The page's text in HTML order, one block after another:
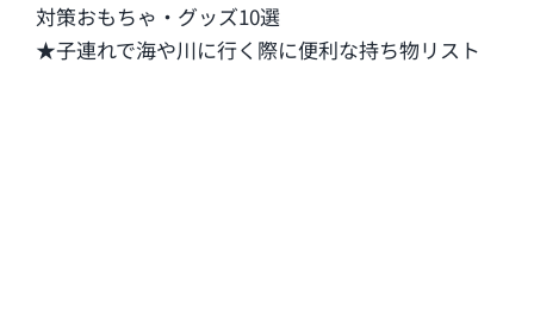
対策おもちゃ・グッズ10選
★子連れで海や川に行く際に便利な持ち物リスト